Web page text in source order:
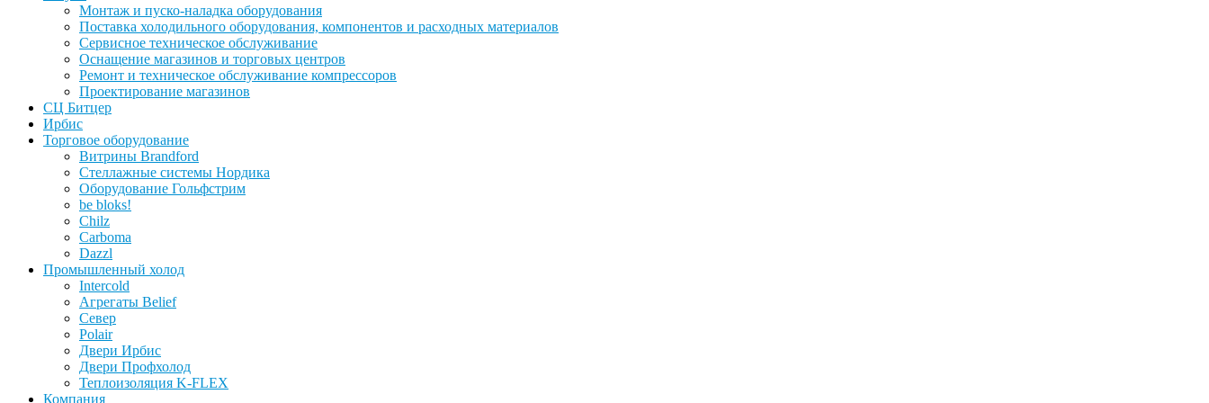
Монтаж и пуско-наладка оборудования
Поставка холодильного оборудования, компонентов и расходных материалов
Сервисное техническое обслуживание
Оснащение магазинов и торговых центров
Ремонт и техническое обслуживание компрессоров
Проектирование магазинов
СЦ Битцер
Ирбис
Торговое оборудование
Витрины Brandford
Стеллажные системы Нордика
Оборудование Гольфстрим
be bloks!
Chilz
Carboma
Dazzl
Промышленный холод
Intercold
Агрегаты Belief
Север
Polair
Двери Ирбис
Двери Профхолод
Теплоизоляция K-FLEX
Компания